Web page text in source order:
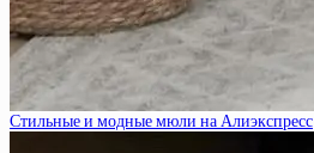
Стильные и модные мюли на Алиэкспресс